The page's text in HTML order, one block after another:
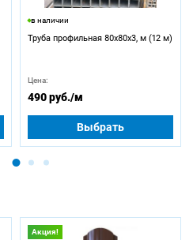
в наличии
Труба профильная 80х80х3, м (12 м)
Цена:
490 руб./м
Выбрать
Акция!